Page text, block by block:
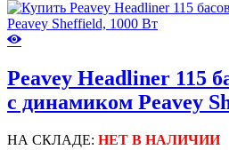
Peavey Headliner 115
с динамиком Peavey
НА СКЛАДЕ: НЕТ В НАЛИЧИИ